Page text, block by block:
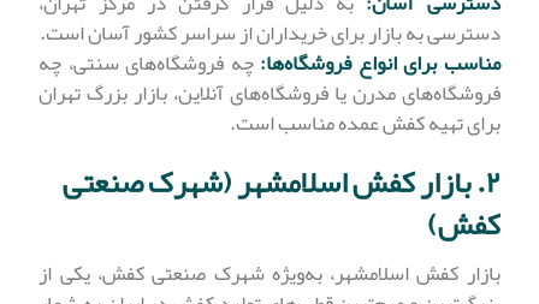
دسترسی به بازار برای خریداران از سراسر کشور آسان است.
مناسب برای انواع فروشگاه‌ها:چه فروشگاه‌های سنتی، چه
فروشگاه‌های مدرن یا فروشگاه‌های آنلاین، بازار بزرگ تهران
برای تهیه کفش عمده مناسب است.
۲. بازار کفش اسلامشهر (شهرک صنعتی
کفش)
بازار کفش اسلامشهر، به‌ویژه شهرک صنعتی کفش، یکی از